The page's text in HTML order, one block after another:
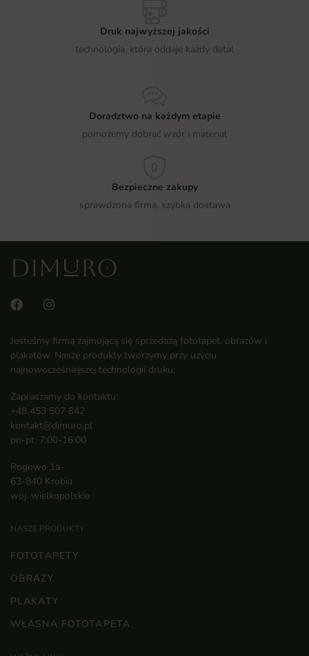
Druk najwyższej jakości
technologia, która oddaje każdy detal
Doradztwo na każdym etapie
pomożemy dobrać wzór i materiał
Bezpieczne zakupy
sprawdzona firma, szybka dostawa
Jesteśmy firmą zajmującą się sprzedażą fototapet, obrazów i
plakatów. Nasze produkty tworzymy przy użyciu
najnowocześniejszej technologii druku.
Zapraszamy do kontaktu:
+48 453 507 842
kontakt@dimuro.pl
pn-pt: 7:00-16:00
Rogowo 1a
63-840 Krobia
woj. wielkopolskie
NASZE PRODUKTY
FOTOTAPETY
OBRAZY
PLAKATY
WŁASNA FOTOTAPETA